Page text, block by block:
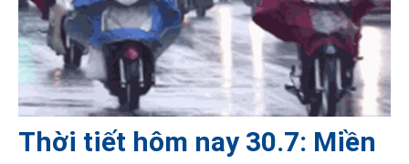
Thời tiết hôm nay 30.7: Miền